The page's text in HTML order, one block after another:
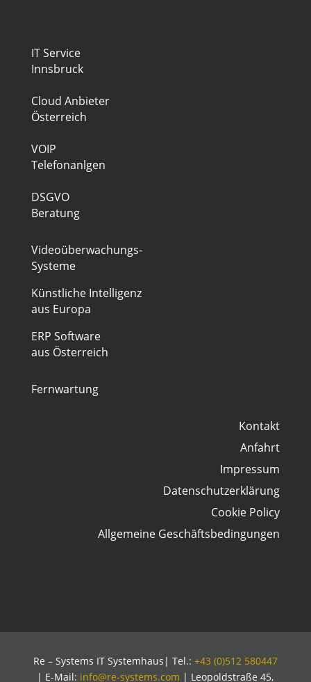
IT Service
Innsbruck
Cloud Anbieter
Österreich
VOIP
Telefonanlgen
DSGVO
Beratung
Videoüberwachungs-
Systeme
Künstliche Intelligenz
aus Europa
ERP Software
aus Österreich
Fernwartung
Kontakt
Anfahrt
Impressum
Datenschutzerklärung
Cookie Policy
Allgemeine Geschäftsbedingungen
Re – Systems IT Systemhaus| Tel.: +43 (0)512 580447
| E-Mail: info@re-systems.com | Leopoldstraße 45,